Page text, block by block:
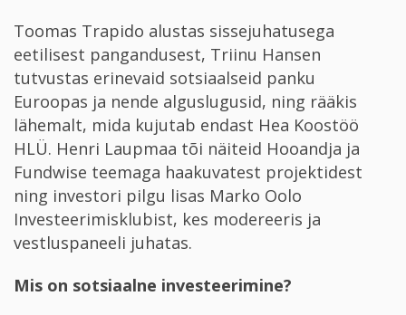
Toomas Trapido alustas sissejuhatusega
eetilisest pangandusest, Triinu Hansen
tutvustas erinevaid sotsiaalseid panku
Euroopas ja nende alguslugusid, ning rääkis
lähemalt, mida kujutab endast Hea Koostöö
HLÜ. Henri Laupmaa tõi näiteid Hooandja ja
Fundwise teemaga haakuvatest projektidest
ning investori pilgu lisas Marko Oolo
Investeerimisklubist, kes modereeris ja
vestluspaneeli juhatas.
Mis on sotsiaalne investeerimine?